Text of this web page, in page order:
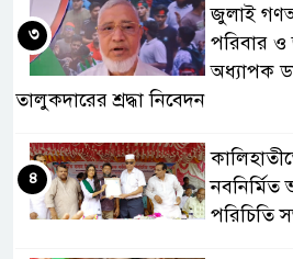
জুলাই
পরিবার ও
অধ্যাপক
তালুকদারের শ্রদ্ধা নিবেদন
৩
পরিচিতি
৪